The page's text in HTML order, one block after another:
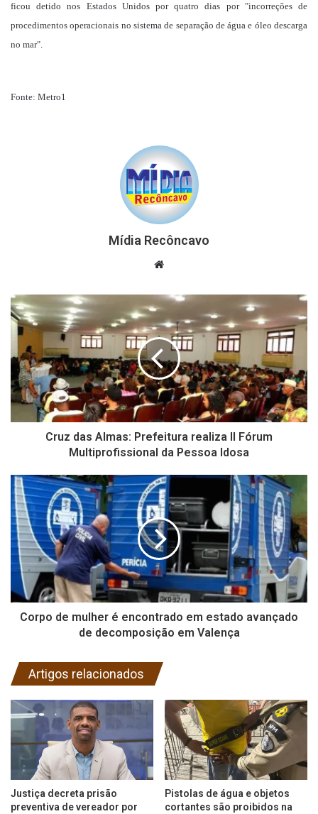
ficou detido nos Estados Unidos por quatro dias por "incorreções de
procedimentos operacionais no sistema de separação de água e óleo descarga
no mar".
Fonte: Metro1
Mídia Recôncavo
Website
Cruz das Almas: Prefeitura realiza II Fórum
Multiprofissional da Pessoa Idosa
Corpo de mulher é encontrado em estado avançado
de decomposição em Valença
Artigos relacionados
Justiça decreta prisão
preventiva de vereador por
Pistolas de água e objetos
cortantes são proibidos na